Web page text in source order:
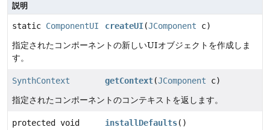
説明
static ComponentUI createUI(JComponent c)
指定されたコンポーネントの新しいUIオブジェクトを作成しま
す。
SynthContext getContext(JComponent c)
指定されたコンポーネントのコンテキストを返します。
protected void installDefaults()